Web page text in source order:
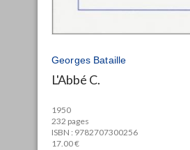
Georges Bataille
L'Abbé C.
1950
232 pages
ISBN : 9782707300256
17.00 €